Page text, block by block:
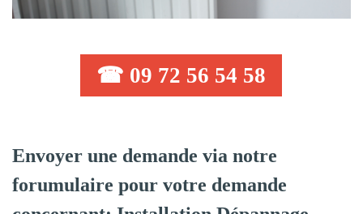
☎ 09 72 56 54 58
Envoyer une demande via notre
forumulaire pour votre demande